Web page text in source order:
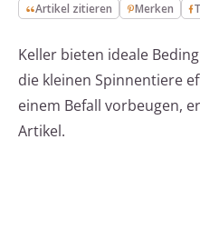
Artikel zitieren Merken
Keller bieten ideale
die kleinen Spinnentiere
einem Befall vorbeugen,
Artikel.